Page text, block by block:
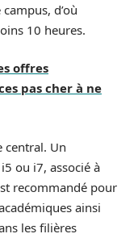
d’où
10 heures.
offres
pas cher à ne
central. Un
ou i7, associé à
recommandé pour
ainsi
les filières